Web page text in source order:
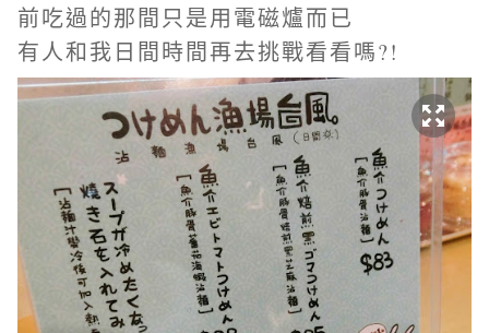
前吃過的那間只是用電磁爐而已
有人和我日間時間再去挑戰看看嗎?!